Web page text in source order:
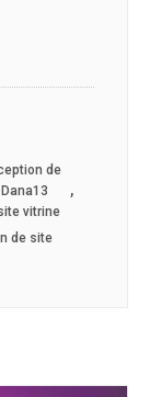
de
Dana13 ,
vitrine
de site